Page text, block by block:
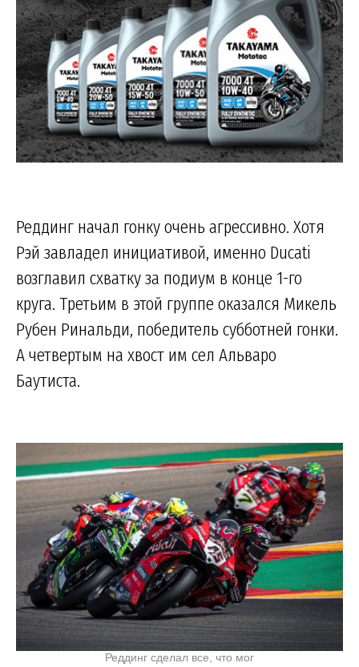
Реддинг начал гонку очень агрессивно. Хотя
Рэй завладел инициативой, именно Ducati
возглавил схватку за подиум в конце 1-го
круга. Третьим в этой группе оказался Микель
Рубен Ринальди, победитель субботней гонки.
А четвертым на хвост им сел Альваро
Баутиста.
Реддинг сделал все, что мог